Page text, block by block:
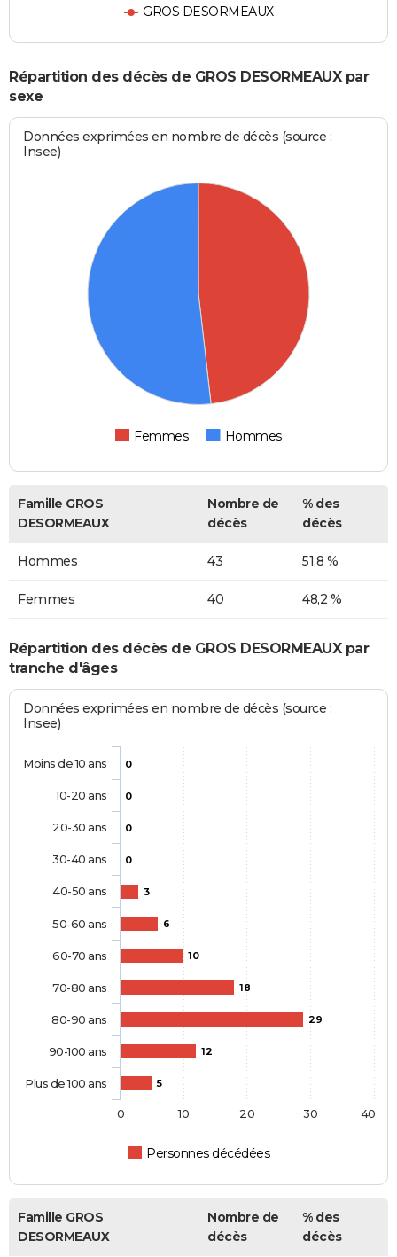
GROS DESORMEAUX
Répartition des décès de GROS DESORMEAUX par
sexe
Données exprimées en nombre de décès (source :
Insee)
Femmes Hommes
Famille GROS
DESORMEAUX
Nombre de
décès
% des
décès
Hommes 43 51,8 %
Femmes 40 48,2 %
Répartition des décès de GROS DESORMEAUX par
tranche d'âges
Données exprimées en nombre de décès (source :
Insee)
0
0
0
0
3
6
10
18
29
12
5
Personnes décédées
Moins de 10 ans
10-20 ans
20-30 ans
30-40 ans
40-50 ans
50-60 ans
60-70 ans
70-80 ans
80-90 ans
90-100 ans
Plus de 100 ans
0 10 20 30 40
Famille GROS
DESORMEAUX
Nombre de
décès
% des
décès